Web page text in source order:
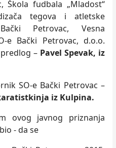
Škola fudbala „Mladost“
tegova i atletske
Petrovac, Vesna
e Bački Petrovac, d.o.o.
– Pavel Spevak, iz
SO-e Bački Petrovac –
iz Kulpina.
ovog javnog priznanja
- da se